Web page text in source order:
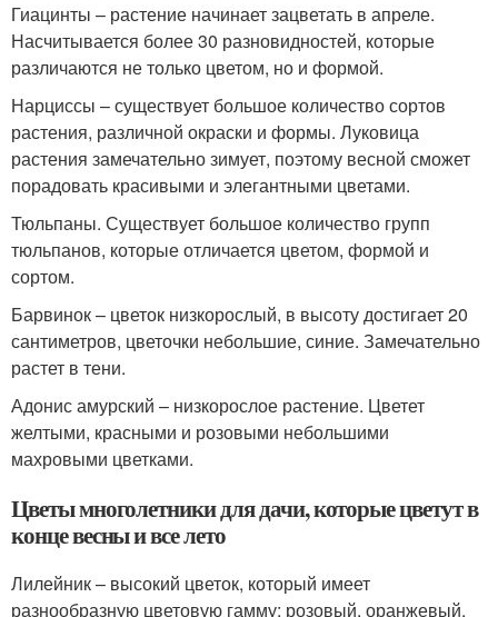
Гиацинты – растение начинает зацветать в апреле.
Насчитывается более 30 разновидностей, которые
различаются не только цветом, но и формой.
Нарциссы – существует большое количество сортов
растения, различной окраски и формы. Луковица
растения замечательно зимует, поэтому весной сможет
порадовать красивыми и элегантными цветами.
Тюльпаны. Существует большое количество групп
тюльпанов, которые отличается цветом, формой и
сортом.
Барвинок – цветок низкорослый, в высоту достигает 20
сантиметров, цветочки небольшие, синие. Замечательно
растет в тени.
Адонис амурский – низкорослое растение. Цветет
желтыми, красными и розовыми небольшими
махровыми цветками.
Цветы многолетники для дачи, которые цветут в
конце весны и все лето
Лилейник – высокий цветок, который имеет
разнообразную цветовую гамму: розовый, оранжевый,